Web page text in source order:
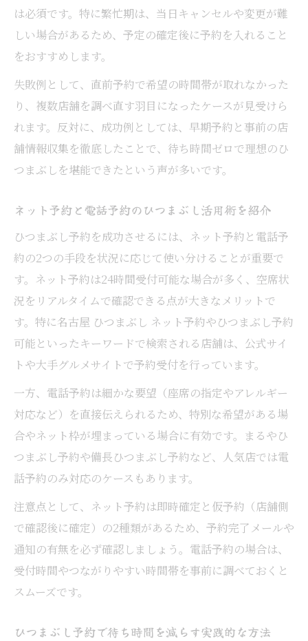
名古屋ひつまぶし予約の便利な最新サービ
ス
は必須です。特に繁忙期は、当日キャンセルや変更が難
しい場合があるため、予定の確定後に予約を入れること
をおすすめします。
失敗例として、直前予約で希望の時間帯が取れなかった
り、複数店舗を調べ直す羽目になったケースが見受けら
れます。反対に、成功例としては、早期予約と事前の店
舗情報収集を徹底したことで、待ち時間ゼロで理想のひ
つまぶしを堪能できたという声が多いです。
ネット予約と電話予約のひつまぶし活用術を紹介
ひつまぶし予約を成功させるには、ネット予約と電話予
約の2つの手段を状況に応じて使い分けることが重要で
す。ネット予約は24時間受付可能な場合が多く、空席状
況をリアルタイムで確認できる点が大きなメリットで
す。特に名古屋 ひつまぶし ネット予約やひつまぶし予約
可能といったキーワードで検索される店舗は、公式サイ
トや大手グルメサイトで予約受付を行っています。
一方、電話予約は細かな要望（座席の指定やアレルギー
対応など）を直接伝えられるため、特別な希望がある場
合やネット枠が埋まっている場合に有効です。まるやひ
つまぶし予約や備長ひつまぶし予約など、人気店では電
話予約のみ対応のケースもあります。
注意点として、ネット予約は即時確定と仮予約（店舗側
で確認後に確定）の2種類があるため、予約完了メールや
通知の有無を必ず確認しましょう。電話予約の場合は、
受付時間やつながりやすい時間帯を事前に調べておくと
スムーズです。
ひつまぶし予約で待ち時間を減らす実践的な方法